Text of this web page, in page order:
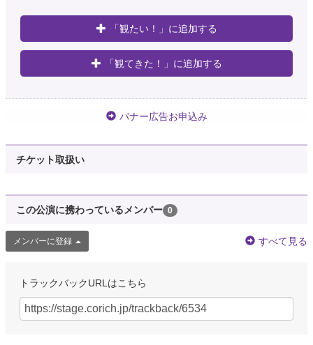
「観たい！」に追加する
「観てきた！」に追加する
バナー広告お申込み
チケット取扱い
この公演に携わっているメンバー 0
メンバーに登録 すべて見る
トラックバックURLはこちら